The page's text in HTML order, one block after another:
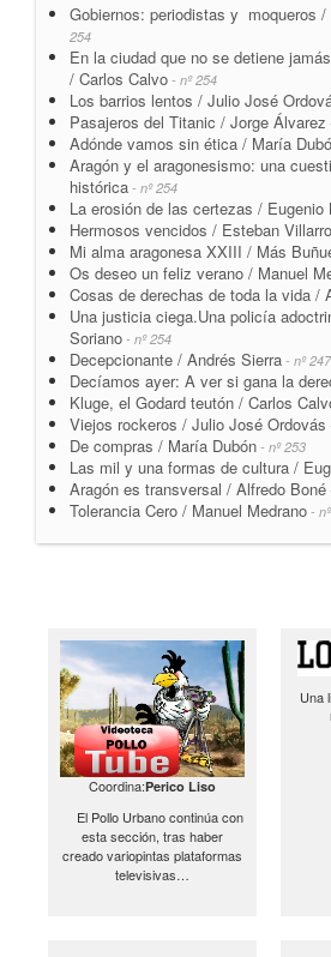
Gobiernos: periodistas y moqueros /
254
En la ciudad que no se detiene
/ Carlos Calvo - nº 254
Los barrios lentos / Julio José
Pasajeros del Titanic / Jorge Álvarez
Adónde vamos sin ética / María
Aragón y el aragonesismo: una
histórica - nº 254
La erosión de las certezas / Eugenio
Hermosos vencidos / Esteban
Mi alma aragonesa XXIII / Más
Os deseo un feliz verano / Manuel
Cosas de derechas de toda la vida /
Una justicia ciega.Una policía
Soriano - nº 254
Decepcionante / Andrés Sierra - nº 247
Decíamos ayer: A ver si gana la
Kluge, el Godard teutón / Carlos
Viejos rockeros / Julio José Ordovás
De compras / María Dubón - nº 253
Las mil y una formas de cultura /
Aragón es transversal / Alfredo Boné
Tolerancia Cero / Manuel Medrano -
Coordina:Perico Liso
El Pollo Urbano continúa con
esta sección, tras haber
creado variopintas plataformas
televisivas…
Una